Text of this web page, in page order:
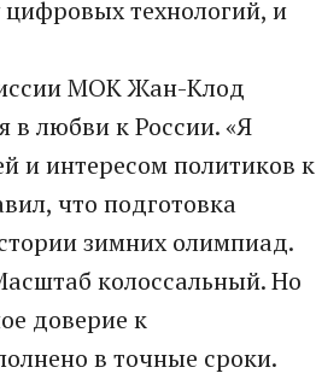
технологий, и
МОК Жан-Клод
в любви к России. «Я
и интересом политиков к
что подготовка
зимних олимпиад.
колоссальный. Но
доверие к
в точные сроки.